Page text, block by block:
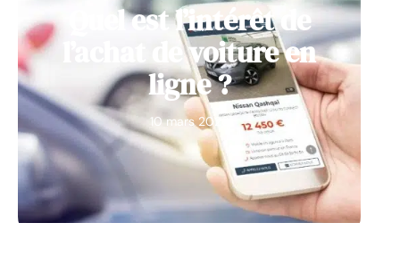
Quel est l’intérêt de
l’achat de voiture en
ligne ?
10 mars 2026